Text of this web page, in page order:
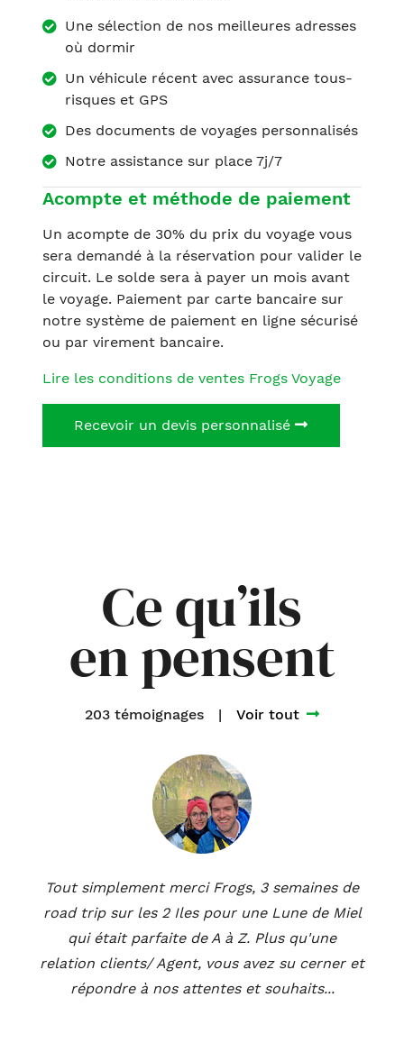
Une sélection de nos meilleures adresses
où dormir
Un véhicule récent avec assurance tous-
risques et GPS
Des documents de voyages personnalisés
Notre assistance sur place 7j/7
Acompte et méthode de paiement
Un acompte de 30% du prix du voyage vous
sera demandé à la réservation pour valider le
circuit. Le solde sera à payer un mois avant
le voyage. Paiement par carte bancaire sur
notre système de paiement en ligne sécurisé
ou par virement bancaire.
Lire les conditions de ventes Frogs Voyage
Recevoir un devis personnalisé
Ce qu’ils
en pensent
203 témoignages | Voir tout
Tout simplement merci Frogs, 3 semaines de
road trip sur les 2 Iles pour une Lune de Miel
qui était parfaite de A à Z. Plus qu'une
relation clients/ Agent, vous avez su cerner et
répondre à nos attentes et souhaits...